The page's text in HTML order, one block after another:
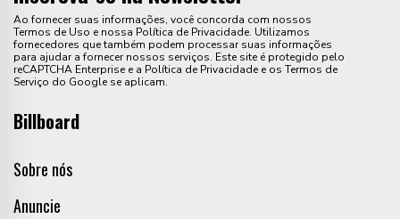
Ao fornecer suas informações, você concorda com nossos
Termos de Uso e nossa Política de Privacidade. Utilizamos
fornecedores que também podem processar suas informações
para ajudar a fornecer nossos serviços. Este site é protegido pelo
reCAPTCHA Enterprise e a Política de Privacidade e os Termos de
Serviço do Google se aplicam.
Billboard
Sobre nós
Anuncie